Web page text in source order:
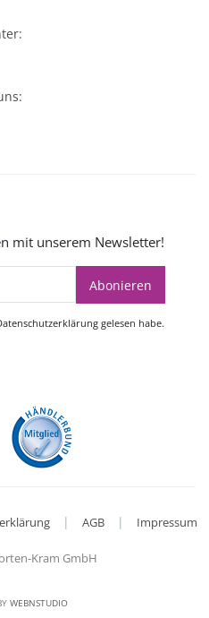
mit unserem Newsletter!
Abonieren
gelesen habe.
| AGB | Impressum
Kram GmbH
WEBNSTUDIO